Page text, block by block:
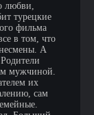
любви,
турецкие
фильма
в том, что
А
мужчиной.
их
сам